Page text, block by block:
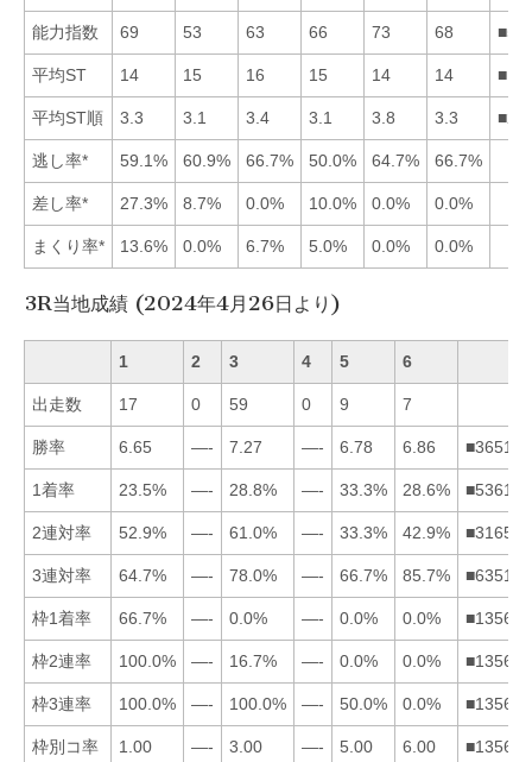
能力指数 69 53 63 66 73 68
平均ST 14 15 16 15 14 14
平均ST順 3.3 3.1 3.4 3.1 3.8 3.3
逃し率* 59.1% 60.9% 66.7% 50.0% 64.7% 66.7%
差し率* 27.3% 8.7% 0.0% 10.0% 0.0% 0.0%
まくり率* 13.6% 0.0% 6.7% 5.0% 0.0% 0.0%
3R当地成績 (2024年4月26日より)
1 2 3 4 5 6
出走数 17 0 59 0 9 7
勝率 6.65 —- 7.27 —- 6.78 6.86 ■365124
1着率 23.5% —- 28.8% —- 33.3% 28.6% ■536124
2連対率 52.9% —- 61.0% —- 33.3% 42.9% ■316524
3連対率 64.7% —- 78.0% —- 66.7% 85.7% ■635124
枠1着率 66.7% —- 0.0% —- 0.0% 0.0% ■135624
枠2連率 100.0% —- 16.7% —- 0.0% 0.0% ■135624
枠3連率 100.0% —- 100.0% —- 50.0% 0.0% ■135624
枠別コ率 1.00 —- 3.00 —- 5.00 6.00 ■135624